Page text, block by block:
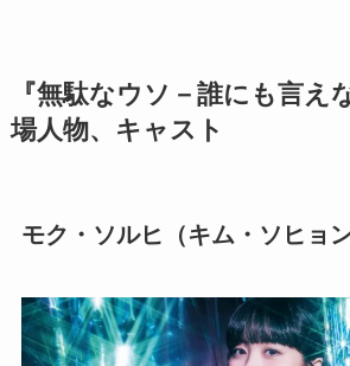
『無駄なウソ－誰にも言え
場人物、キャスト
モク・ソルヒ（キム・ソヒョン